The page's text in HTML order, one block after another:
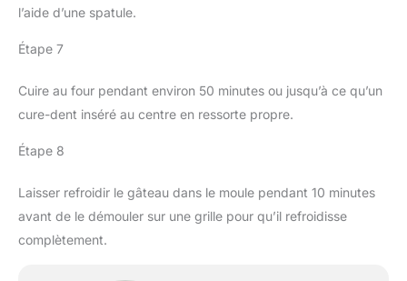
l’aide d’une spatule.
Étape 7
Cuire au four pendant environ 50 minutes ou jusqu’à ce qu’un
cure-dent inséré au centre en ressorte propre.
Étape 8
Laisser refroidir le gâteau dans le moule pendant 10 minutes
avant de le démouler sur une grille pour qu’il refroidisse
complètement.